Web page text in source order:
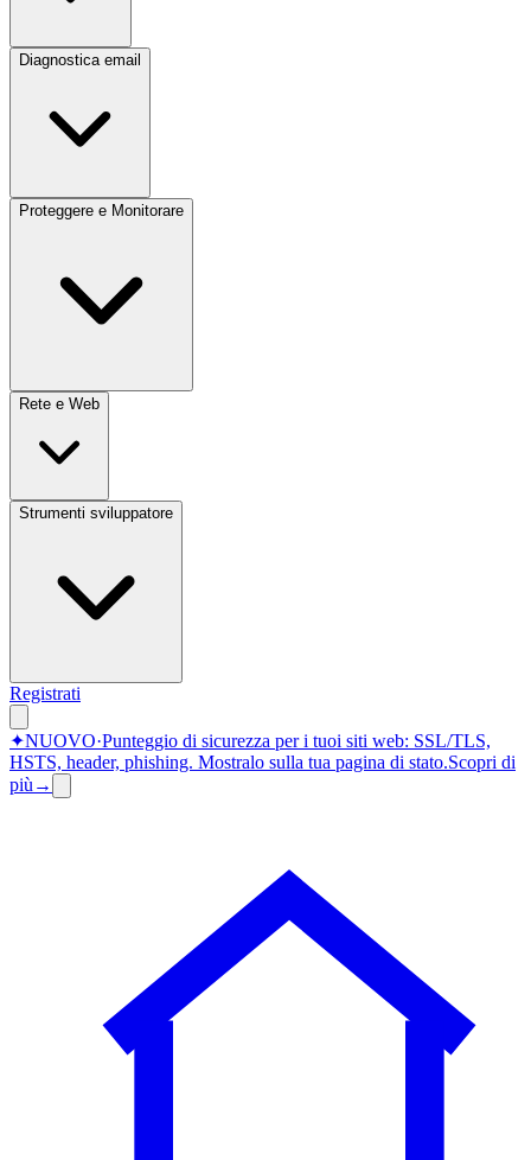
Diagnostica email
Proteggere e Monitorare
Rete e Web
Strumenti sviluppatore
Registrati
✦NUOVO·Punteggio di sicurezza per i tuoi siti web: SSL/TLS,
HSTS, header, phishing. Mostralo sulla tua pagina di stato.Scopri di
più →